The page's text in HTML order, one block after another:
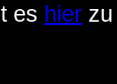
es hier